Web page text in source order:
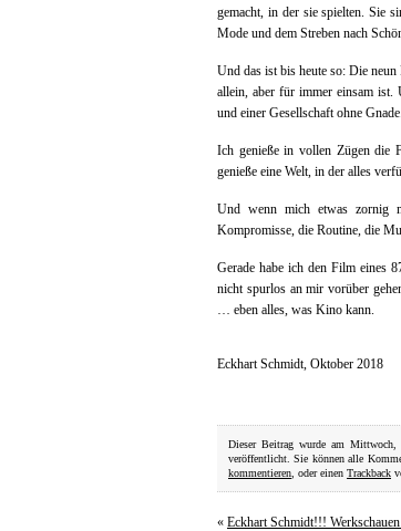
gemacht, in der sie spielten. Sie
Mode und dem Streben nach
Und das ist bis heute so: Die
allein, aber für immer einsam ist.
und einer Gesellschaft ohne Gnade.
Ich genieße in vollen Zügen die
genieße eine Welt, in der alles
Und wenn mich etwas zornig
Kompromisse, die Routine, die
Gerade habe ich den Film eines
nicht spurlos an mir vorüber
… eben alles, was Kino kann.
Eckhart Schmidt, Oktober 2018
Dieser Beitrag wurde am
veröffentlicht. Sie können alle
kommentieren , oder einen Trackback
« Eckhart Schmidt!!!